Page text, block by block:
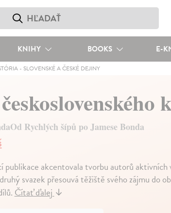
KNIHY BOOKS E-
- SLOVENSKÉ A ČESKÉ DEJINY
Rychlých šípů po Jamese Bonda
publikace akcentovala tvorbu autorů
svazek přesouvá těžiště svého zájmu do
Čítať ďalej↓